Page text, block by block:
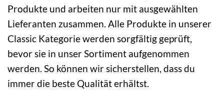
Produkte und arbeiten nur mit ausgewählten
Lieferanten zusammen. Alle Produkte in unserer
Classic Kategorie werden sorgfältig geprüft,
bevor sie in unser Sortiment aufgenommen
werden. So können wir sicherstellen, dass du
immer die beste Qualität erhältst.